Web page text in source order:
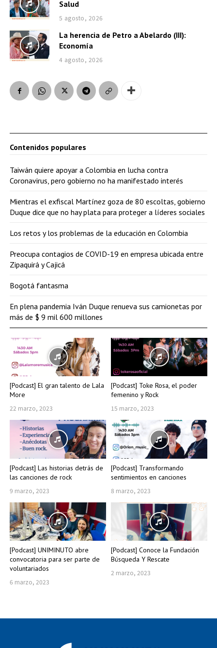
Salud
5 agosto, 2026
La herencia de Petro a Abelardo (III):
Economía
4 agosto, 2026
[Podcast] El gran talento de Lala
More
22 marzo, 2023
[Podcast] Toke Rosa, el poder
femenino y Rock
15 marzo, 2023
[Podcast] Las historias detrás de
las canciones de rock
9 marzo, 2023
[Podcast] Transformando
sentimientos en canciones
8 marzo, 2023
[Podcast] UNIMINUTO abre
convocatoria para ser parte de
voluntariados
6 marzo, 2023
[Podcast] Conoce la Fundación
Búsqueda Y Rescate
2 marzo, 2023
Contenidos populares
Taiwán quiere apoyar a Colombia en lucha contra
Coronavirus, pero gobierno no ha manifestado interés
Mientras el exfiscal Martínez goza de 80 escoltas, gobierno
Duque dice que no hay plata para proteger a líderes sociales
Los retos y los problemas de la educación en Colombia
Preocupa contagios de COVID-19 en empresa ubicada entre
Zipaquirá y Cajicá
Bogotá fantasma
En plena pandemia Iván Duque renueva sus camionetas por
más de $ 9 mil 600 millones